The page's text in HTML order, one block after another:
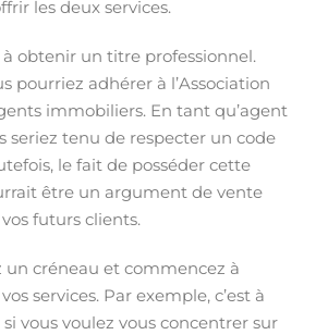
les deux services.
à obtenir un titre professionnel.
pourriez adhérer à l’Association
immobiliers. En tant qu’agent
seriez tenu de respecter un code
le fait de posséder cette
être un argument de vente
futurs clients.
un créneau et commencez à
services. Par exemple, c’est à
vous voulez vous concentrer sur